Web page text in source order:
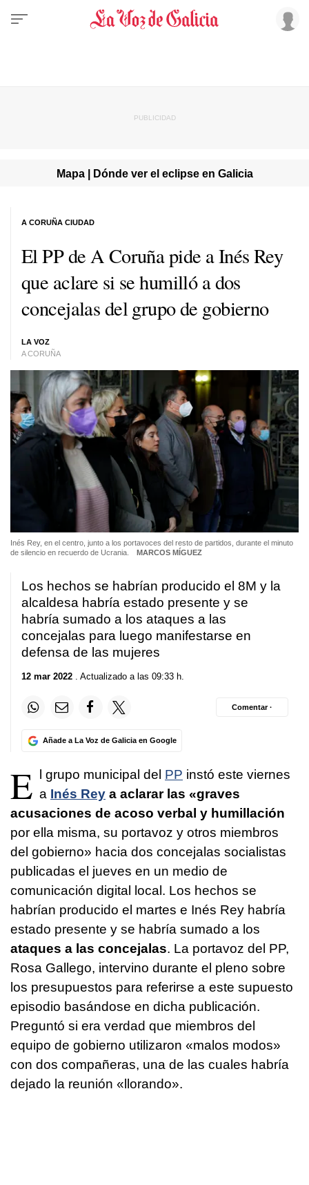
Mapa | Dónde ver el eclipse en Galicia
El PP de A Coruña pide a Inés Rey
que aclare si se humilló a dos
concejalas del grupo de gobierno
LA VOZ
A CORUÑA
A CORUÑA CIUDAD
Inés Rey, en el centro, junto a los portavoces del resto de partidos, durante el minuto
de silencio en recuerdo de Ucrania.
MARCOS MÍGUEZ
Los hechos se habrían producido el 8M y la
alcaldesa habría estado presente y se
habría sumado a los ataques a las
concejalas para luego manifestarse en
defensa de las mujeres
12 mar 2022 . Actualizado a las 09:33 h.
Añade a La Voz de Galicia en Google
Comentar ·
E l grupo municipal del PP instó este viernes
a Inés Rey a aclarar las «graves
acusaciones de acoso verbal y humillación
por ella misma, su portavoz y otros miembros
del gobierno» hacia dos concejalas socialistas
publicadas el jueves en un medio de
comunicación digital local. Los hechos se
habrían producido el martes e Inés Rey habría
estado presente y se habría sumado a los
ataques a las concejalas. La portavoz del PP,
Rosa Gallego, intervino durante el pleno sobre
los presupuestos para referirse a este supuesto
episodio basándose en dicha publicación.
Preguntó si era verdad que miembros del
equipo de gobierno utilizaron «malos modos»
con dos compañeras, una de las cuales habría
dejado la reunión «llorando».